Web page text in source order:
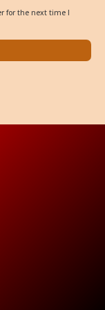
for the next time I